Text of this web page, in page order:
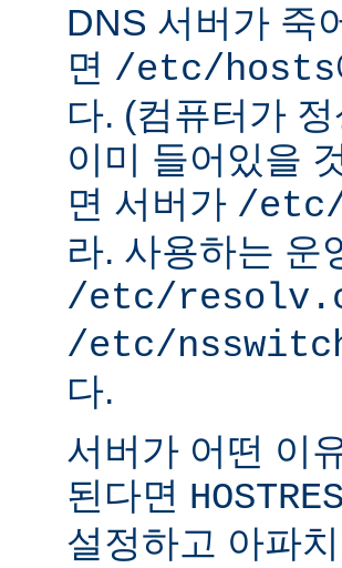
DNS 서버가 죽
면 /etc/hosts
다. (컴퓨터가
이미 들어있을
면 서버가 /
라. 사용하는 운
/etc/
/etc/
다.
서버가 어떤 이
된다면
설정하고 아파